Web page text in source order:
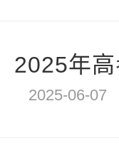
2025年
2025-06-07